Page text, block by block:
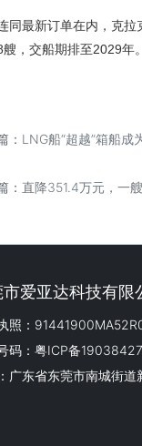
同最新订单在内，克
，交船期排至2029年。
： LNG船“超越”箱船
： 直降351.4万元，一
爱亚达科技有限
照：
码：粤ICP备
广东省东莞市南城街道